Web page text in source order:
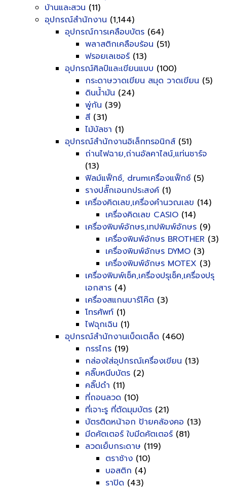
บ้านและสวน (11)
อุปกรณ์สำนักงาน (1,144)
อุปกรณ์การเคลือบบัตร (64)
พลาสติกเคลือบร้อน (51)
ฟรอยเลเซอร์ (13)
อุปกรณ์ศิลป์และเขียนแบบ (100)
กระดาษวาดเขียน สมุด วาดเขียน (5)
ดินน้ำมัน (24)
พู่กัน (39)
สี (31)
ไม้บัลชา (1)
อุปกรณ์สำนักงานอิเล็กทรอนิกส์ (51)
ถ่านไฟฉาย,ถ่านอัลคาไลน์,แท่นชาร์จ
(13)
ฟิลม์แฟ็กซ์, drumเครื่องแฟ็กซ์ (5)
รางปลั๊กเอนกประสงค์ (1)
เครื่องคิดเลข,เครื่องคำนวณเลข (14)
เครื่องคิดเลข CASIO (14)
เครื่องพิมพ์อักษร,เทปพิมพ์อักษร (9)
เครื่องพิมพ์อักษร BROTHER (3)
เครื่องพิมพ์อักษร DYMO (3)
เครื่องพิมพ์อักษร MOTEX (3)
เครื่องพิมพ์เช็ค,เครื่องปรุเช็ค,เครื่องปรุ
เอกสาร (4)
เครื่องสแกนบาร์โค๊ต (3)
โทรศัพท์ (1)
ไฟฉุกเฉิน (1)
อุปกรณ์สำนักงานเบ็ดเตล็ด (460)
กรรไกร (19)
กล่องใส่อุปกรณ์เครื่องเขียน (13)
คลิ๊บหนีบบัตร (2)
คลิ๊ปดำ (11)
ที่ถอนลวด (10)
ที่เจาะรู ที่ตัดมุมบัตร (21)
บัตรติดหน้าอก ป้ายคล้องคอ (13)
มีดคัตเตอร์ ใบมีดคัตเตอร์ (81)
ลวดเย็บกระดาษ (119)
ตราช้าง (10)
บอสติก (4)
ราปิด (43)